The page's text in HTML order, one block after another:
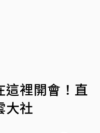
這裡開會！直
大社